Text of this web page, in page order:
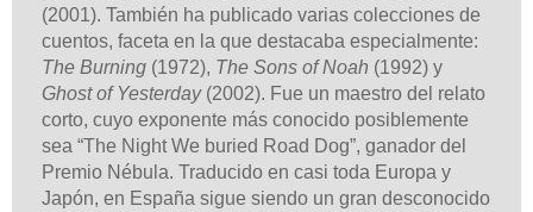
(2001). También ha publicado varias colecciones de
cuentos, faceta en la que destacaba especialmente:
The Burning (1972), The Sons of Noah (1992) y
Ghost of Yesterday(2002). Fue un maestro del relato
corto, cuyo exponente más conocido posiblemente
sea “The Night We buried Road Dog”, ganador del
Premio Nébula. Traducido en casi toda Europa y
Japón, en España sigue siendo un gran desconocido